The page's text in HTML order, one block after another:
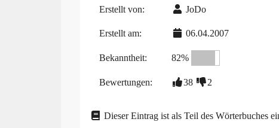
Erstellt von: JoDo
Erstellt am: 06.04.2007
Bekanntheit: 82%
Bewertungen: 38 2
Dieser Eintrag ist als Teil des Wörterbuches